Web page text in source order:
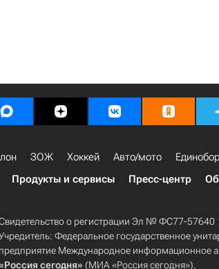
ЗОЖ Хоккей Авто/мото
Продукты и сервисы Пресс-центр Об
о регистрации Эл № ФС77-57640
Федеральное государственное
предприятие Международное информационное
сегодня» (МИА «Россия сегодня»).